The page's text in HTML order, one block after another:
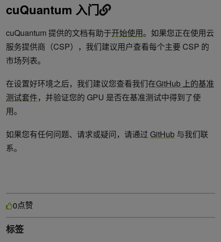
cuQuantum 入门
cuQuantum 提供的文档有助于开始使用。如果您正在使用云
服务提供商（CSP），我们建议用户查看每个主要 CSP 的
市场列表。
在设置好环境之后，我们建议您查看我们在GitHub 上的基准
测试套件，并验证您的 GPU 是否在基准测试中得到了使
用。
如果您有任何问题、请求或疑问，请通过 GitHub 与我们联
系。
0点赞
标签